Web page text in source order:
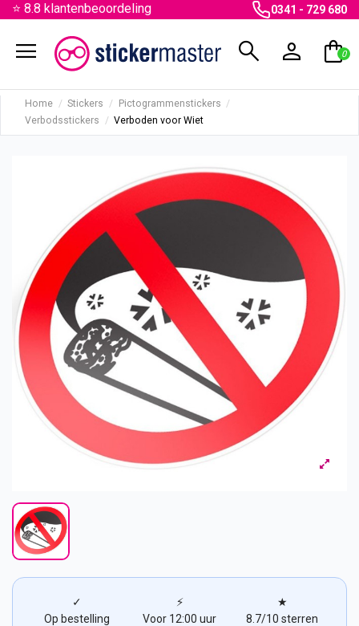
⭐ 8.8 klantenbeoordeling 0341 - 729 680
menu search person shopping_bag
0
Home Stickers
Pictogrammenstickers
Verbodsstickers
Verboden voor Wiet
✓
Op bestelling
⚡
Voor 12:00 uur
★
8.7/10 sterren